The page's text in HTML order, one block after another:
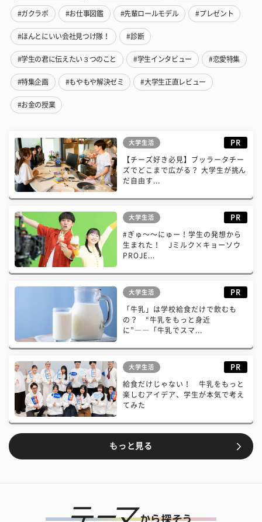
#ガクラボ #お仕事図鑑 #先輩ロールモデル #プレゼント
#ほんとにいい会社見つけ隊！ #診断
#学生の君に伝えたい３つのこと #学生インタビュー #恋愛特集
#特集企画 #もやもや解決ゼミ #大学生正直レビュー
#お金の授業
大学生活 PR
【チーズ好き必見】ブッラータチー
ズでどこまで広がる？ 大学生が挑ん
だ自由す...
大学生活 PR
#ぎゅ〜〜にゅー！学生の発想から
生まれた！ Jミルク×キョーソウ
PROJE...
大学生活 PR
「牛乳」は学校給食だけで飲むも
の？ “牛乳をもっと身近
に”――「牛乳でスマ...
大学生活 PR
給食だけじゃない！ 牛乳をもっと
楽しむアイデア、学生が本気で考え
てみた
もっと見る